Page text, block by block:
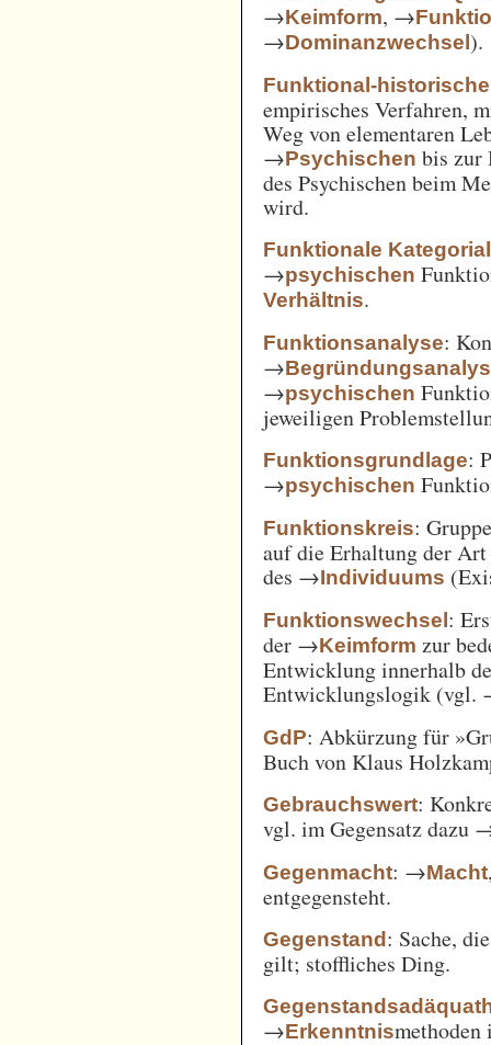
→Keimform, →
→Dominanzwechsel).
Funktional-
empirisches Verfahren,
Weg von elementaren
→Psychischen bis zur
des Psychischen beim
wird.
Funktionale
→psychischen
Verhältnis.
Funktionsanalyse:
→
→psychischen
jeweiligen
Funktionsgrundlage:
→psychischen
Funktionskreis:
auf die Erhaltung der
des →Individuums
Funktionswechsel:
der →Keimform zur
Entwicklung innerhalb
Entwicklungslogik
GdP: Abkürzung für
Buch von Klaus
Gebrauchswert:
vgl. im Gegensatz dazu
Gegenmacht: →Macht
entgegensteht.
Gegenstand: Sache,
gilt; stoffliches Ding.
→Erkenntnismethoden